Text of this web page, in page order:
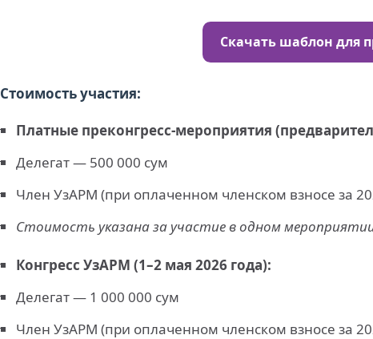
Скачать шаблон для
Стоимость участия:
Платные преконгресс-мероприятия
Делегат — 500 000 сум
Член УзАРМ (при оплаченном членском взносе за
Стоимость указана за участие в одном
Конгресс УзАРМ (1–2 мая 2026 года):
Делегат — 1 000 000 сум
Член УзАРМ (при оплаченном членском взносе за